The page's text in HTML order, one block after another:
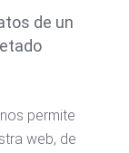
de un
permite
web, de